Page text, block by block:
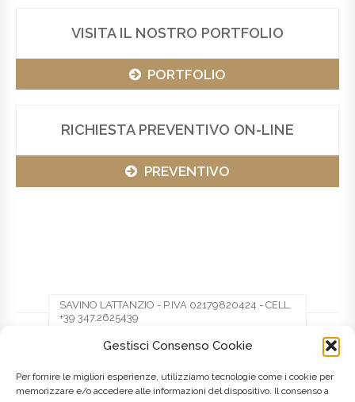
Gestisci Consenso Cookie
Per fornire le migliori esperienze, utilizziamo tecnologie come i cookie per
memorizzare e/o accedere alle informazioni del dispositivo. Il consenso a
VISITA IL NOSTRO PORTFOLIO
PORTFOLIO
RICHIESTA PREVENTIVO ON-LINE
PREVENTIVO
SAVINO LATTANZIO - P.IVA 02179820424 - CELL.
+39 347.2625439
Facebook Twitter Pinterest